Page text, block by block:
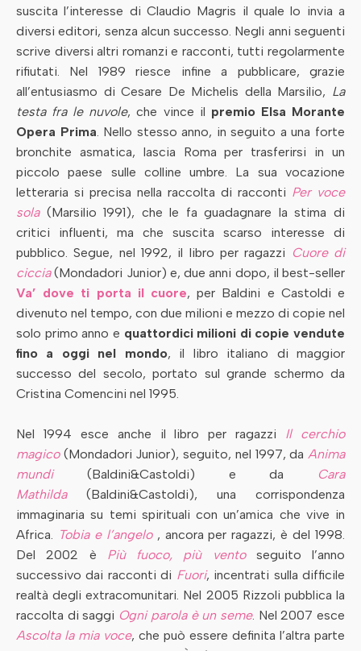
suscita l’interesse di Claudio Magris il quale lo invia a
diversi editori, senza alcun successo. Negli anni seguenti
scrive diversi altri romanzi e racconti, tutti regolarmente
rifiutati. Nel 1989 riesce infine a pubblicare, grazie
all’entusiasmo di Cesare De Michelis della Marsilio, La
testa fra le nuvole, che vince il premio Elsa Morante
Opera Prima. Nello stesso anno, in seguito a una forte
bronchite asmatica, lascia Roma per trasferirsi in un
piccolo paese sulle colline umbre. La sua vocazione
letteraria si precisa nella raccolta di racconti Per voce
sola(Marsilio 1991), che le fa guadagnare la stima di
critici influenti, ma che suscita scarso interesse di
pubblico. Segue, nel 1992, il libro per ragazzi Cuore di
ciccia (Mondadori Junior) e, due anni dopo, il best-seller
Va’ dove ti porta il cuore, per Baldini e Castoldi e
divenuto nel tempo, con due milioni e mezzo di copie nel
solo primo anno e quattordici milioni di copie vendute
fino a oggi nel mondo, il libro italiano di maggior
successo del secolo, portato sul grande schermo da
Cristina Comencini nel 1995.
Nel 1994 esce anche il libro per ragazzi Il cerchio
magico (Mondadori Junior), seguito, nel 1997, daAnima
mundi(Baldini&Castoldi) e da
Cara
Mathilda
(Baldini&Castoldi), una corrispondenza
immaginaria su temi spirituali con un’amica che vive in
Africa. Tobia e l’angelo , ancora per ragazzi, è del 1998.
Del 2002 è Più fuoco, più ventoseguito l’anno
successivo dai racconti di Fuori, incentrati sulla difficile
realtà degli extracomunitari. Nel 2005 Rizzoli pubblica la
raccolta di saggi Ogni parola è un seme. Nel 2007 esce
Ascolta la mia voce, che può essere definita l’altra parte